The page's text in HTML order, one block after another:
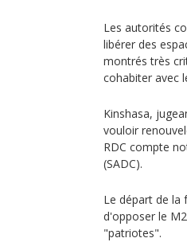
Les autorités
libérer des
montrés très
cohabiter avec
Kinshasa,
vouloir
RDC compte
(SADC).
Le départ de la
d'opposer le
"patriotes".